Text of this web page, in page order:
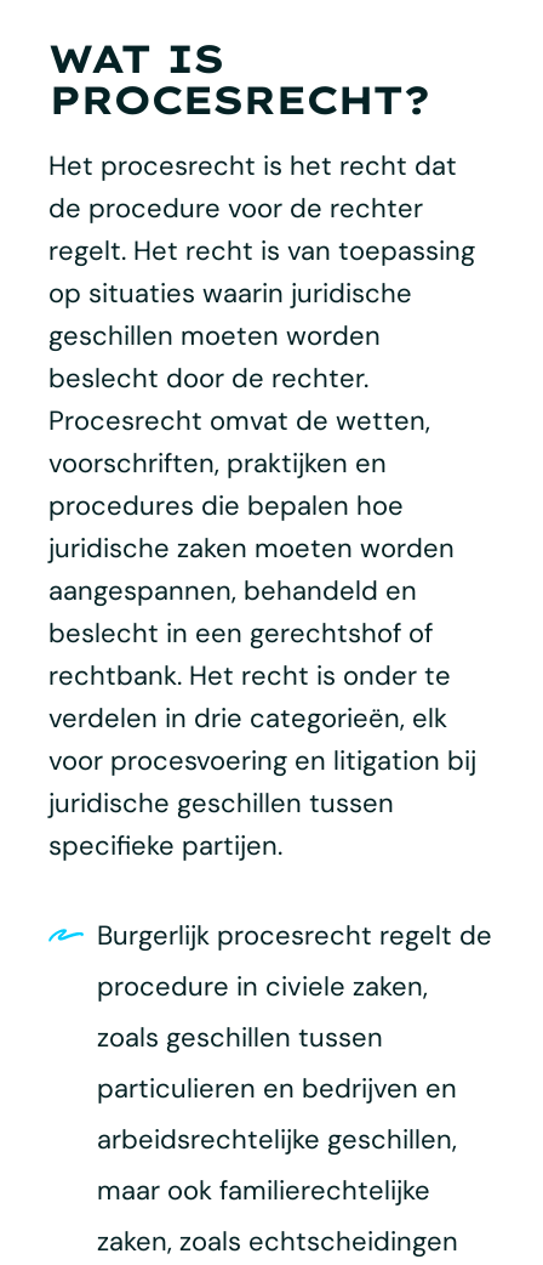
WAT IS
PROCESRECHT?
Het procesrecht is het recht dat
de procedure voor de rechter
regelt. Het recht is van toepassing
op situaties waarin juridische
geschillen moeten worden
beslecht door de rechter.
Procesrecht omvat de wetten,
voorschriften, praktijken en
procedures die bepalen hoe
juridische zaken moeten worden
aangespannen, behandeld en
beslecht in een gerechtshof of
rechtbank. Het recht is onder te
verdelen in drie categorieën, elk
voor procesvoering en litigation bij
juridische geschillen tussen
specifieke partijen.
Burgerlijk procesrecht regelt de
procedure in civiele zaken,
zoals geschillen tussen
particulieren en bedrijven en
arbeidsrechtelijke geschillen,
maar ook familierechtelijke
zaken, zoals echtscheidingen